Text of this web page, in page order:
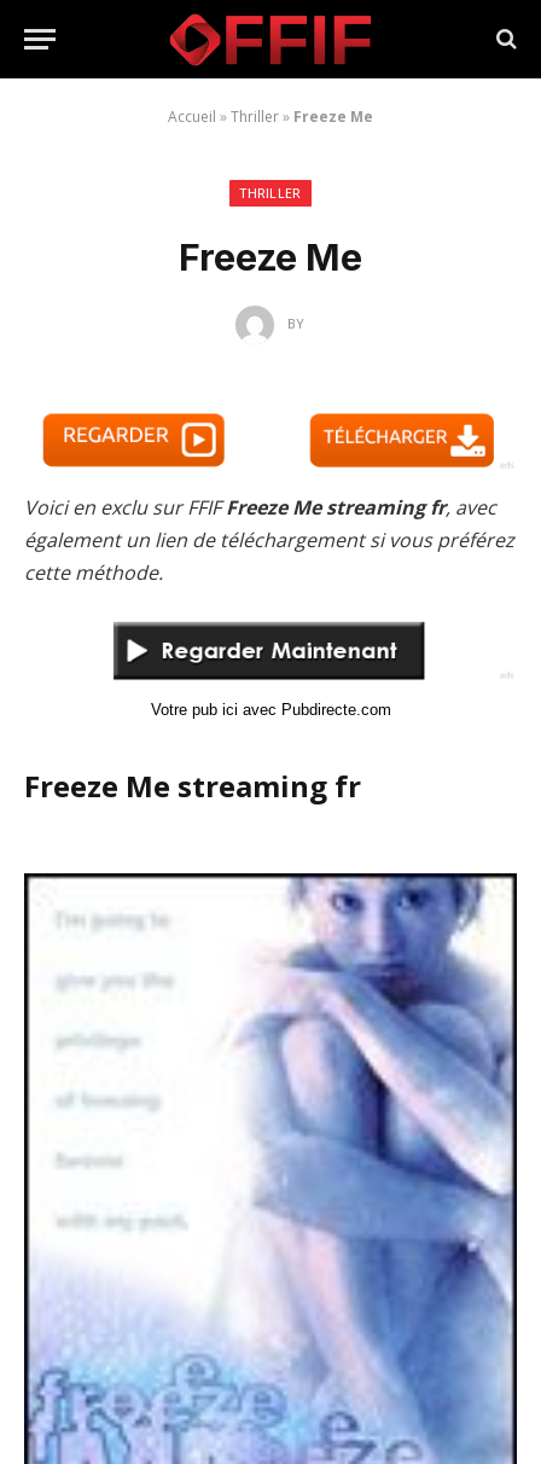
Accueil »Thriller» Freeze Me
THRILLER
Freeze Me
BY
Voici en exclu sur FFIFFreeze Me streaming fr, avec
également un lien de téléchargement si vous préférez
cette méthode.
Votre pub ici avec Pubdirecte.com
Freeze Me streaming fr